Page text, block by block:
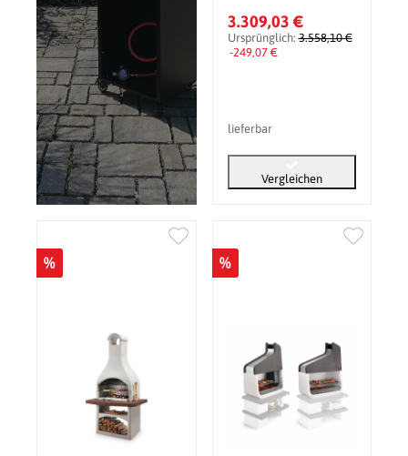
3.309,03 €
Ursprünglich:3.558,10 €
-249,07 €
lieferbar
Vergleichen
% %